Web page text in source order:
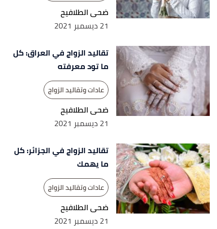
ضحى الطلافيح
21 ديسمبر 2021
تقاليد الزواج في العراق: كل
ما تود معرفته
عادات وتقاليد الزواج
ضحى الطلافيح
21 ديسمبر 2021
تقاليد الزواج في الجزائر: كل
ما يهمك
عادات وتقاليد الزواج
ضحى الطلافيح
21 ديسمبر 2021